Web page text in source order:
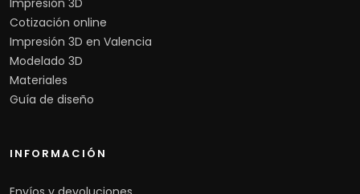
Impresión 3D
Cotización online
Impresión 3D en Valencia
Modelado 3D
Materiales
Guía de diseño
INFORMACIÓN